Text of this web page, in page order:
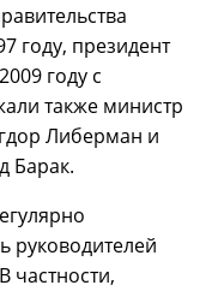
году, президент
году с
также министр
Либерман и
Барак.
руководителей
частности,